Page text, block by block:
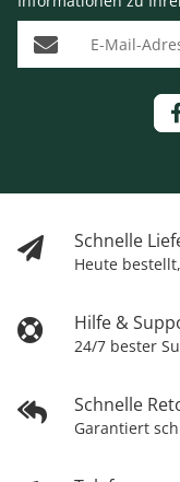
Schnelle
Heute
Hilfe &
24/7 bester
Schnelle
Garantiert
E-Mail-Adresse